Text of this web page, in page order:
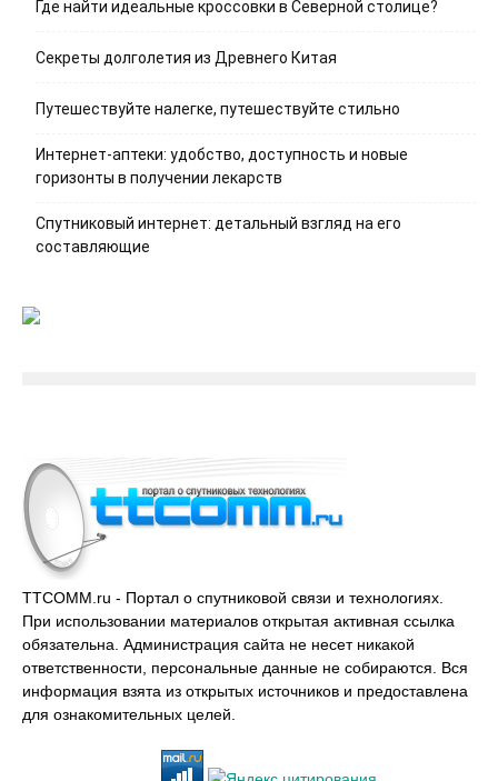
Где найти идеальные кроссовки в Северной столице?
Секреты долголетия из Древнего Китая
Путешествуйте налегке, путешествуйте стильно
Интернет-аптеки: удобство, доступность и новые
горизонты в получении лекарств
Спутниковый интернет: детальный взгляд на его
составляющие
TTCOMM.ru - Портал о спутниковой связи и технологиях.
При использовании материалов открытая активная ссылка
обязательна. Администрация сайта не несет никакой
ответственности, персональные данные не собираются. Вся
информация взята из открытых источников и предоставлена
для ознакомительных целей.